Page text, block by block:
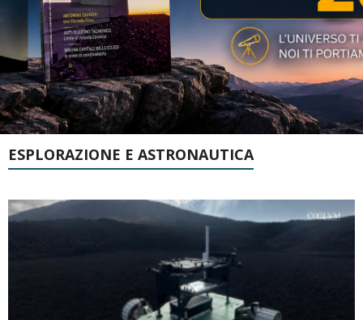
ESPLORAZIONE E ASTRONAUTICA